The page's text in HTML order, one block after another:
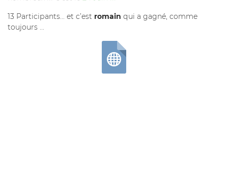
13 Participants... et c’est romain qui a gagné, comme
toujours ...